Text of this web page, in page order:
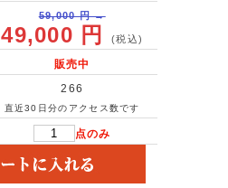
59,000 円 →
49,000 円 (税込)
販売中
266
直近30日分のアクセス数です
点のみ